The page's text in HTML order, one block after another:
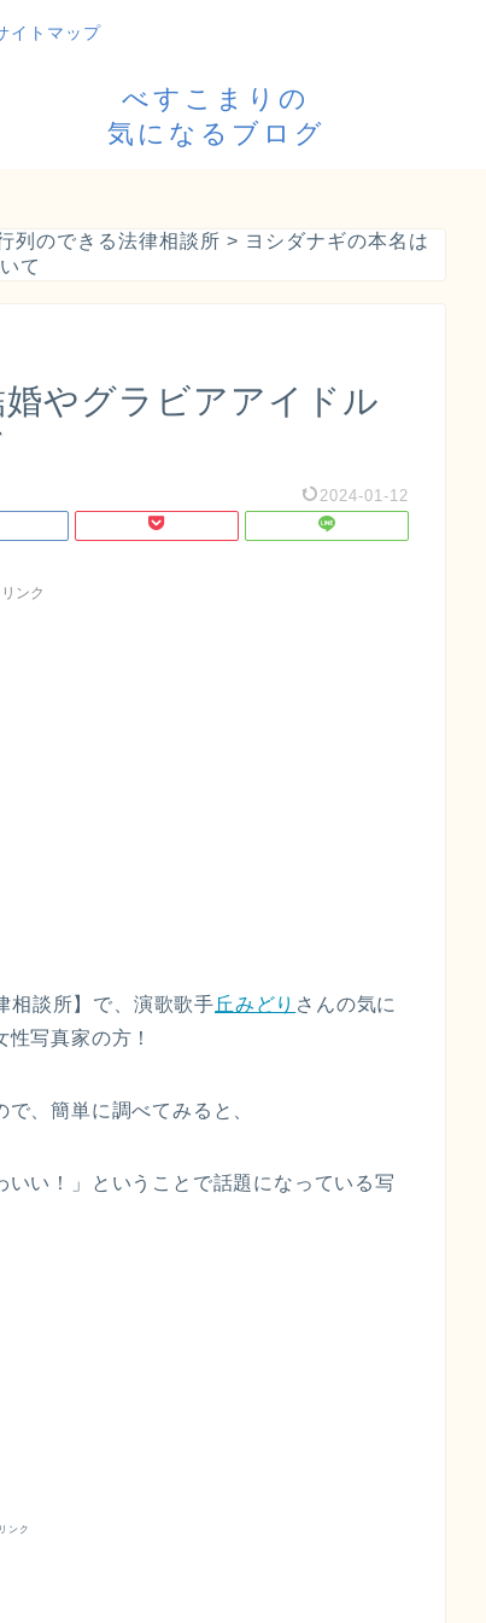
イトマップ
べすこまりの
気になるブログ
列のできる法律相談所 > ヨシダナギの本名は
て
やグラビアアイドル
2024-01-12
ンク
相談所】で、演歌歌手 丘みどり さんの気に
性写真家の方！
、簡単に調べてみると、
い！」ということで話題になっている写
ンク